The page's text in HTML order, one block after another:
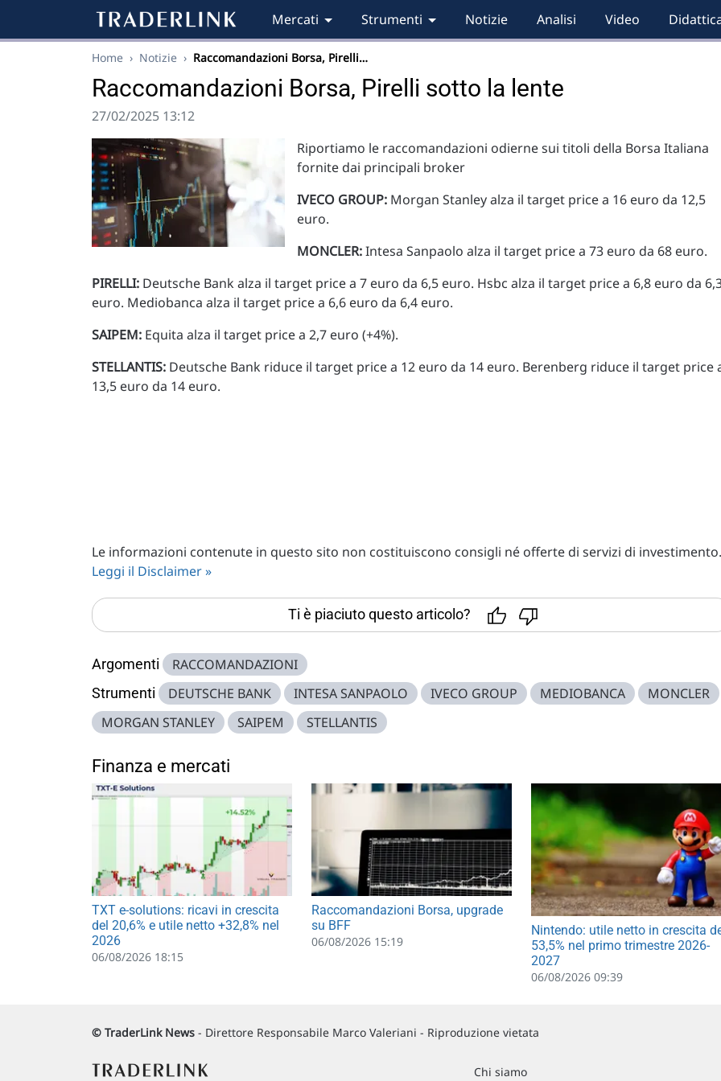
Mercati Strumenti Notizie Analisi Video
Home › Notizie › Raccomandazioni Borsa, Pirelli…
Raccomandazioni Borsa, Pirelli sotto la lente
27/02/2025 13:12
Riportiamo le raccomandazioni odierne sui titoli della Borsa Italiana
fornite dai principali broker
IVECO GROUP: Morgan Stanley alza il target price a 16 euro da 12,5
euro.
MONCLER:Intesa Sanpaolo alza il target price a 73 euro da 68 euro.
PIRELLI: Deutsche Bank alza il target price a 7 euro da 6,5 euro. Hsbc alza il target price a 6,8 euro da
euro. Mediobanca alza il target price a 6,6 euro da 6,4 euro.
SAIPEM: Equita alza il target price a 2,7 euro (+4%).
STELLANTIS: Deutsche Bank riduce il target price a 12 euro da 14 euro. Berenberg riduce il target price
13,5 euro da 14 euro.
Le informazioni contenute in questo sito non costituiscono consigli né offerte di servizi di investimento.
Leggi il Disclaimer »
Ti è piaciuto questo articolo?
Argomenti RACCOMANDAZIONI
Strumenti DEUTSCHE BANK INTESA SANPAOLO IVECO GROUP MEDIOBANCA
MONCLER
MORGAN STANLEY
SAIPEM STELLANTIS
Finanza e mercati
TXT e-solutions: ricavi in crescita
del 20,6% e utile netto +32,8% nel
2026
06/08/2026 18:15
Raccomandazioni Borsa, upgrade
su BFF
06/08/2026 15:19
Nintendo: utile netto in crescita
53,5% nel primo trimestre 2026-
2027
06/08/2026 09:39
© TraderLink News - Direttore Responsabile Marco Valeriani - Riproduzione vietata
Chi siamo